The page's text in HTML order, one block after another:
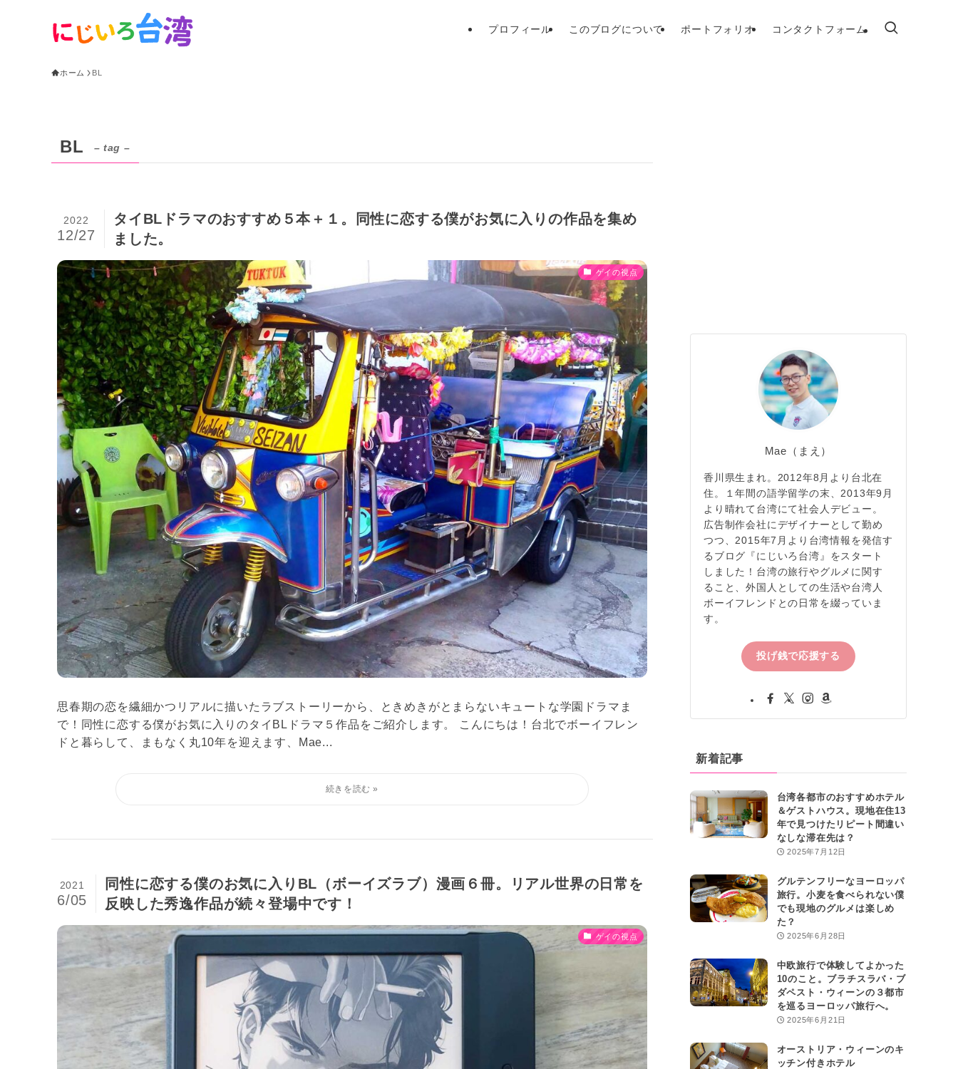
プロフィール このブログについて ポートフォリオ コンタクトフォーム
ホーム BL
BL – tag –
タイBLドラマのおすすめ５本＋１。同性に恋する僕がお気に入りの作品を集め
ました。
2022
12/27
ゲイの視点
思春期の恋を繊細かつリアルに描いたラブストーリーから、ときめきがとまらないキュートな学園ドラマま
で！同性に恋する僕がお気に入りのタイBLドラマ５作品をご紹介します。 こんにちは！台北でボーイフレン
ドと暮らして、まもなく丸10年を迎えます、Mae...
同性に恋する僕のお気に入りBL（ボーイズラブ）漫画６冊。リアル世界の日常を
反映した秀逸作品が続々登場中です！
2021
6/05
ゲイの視点
Mae（まえ）
香川県生まれ。2012年8月より台北在
住。１年間の語学留学の末、2013年9月
より晴れて台湾にて社会人デビュー。
広告制作会社にデザイナーとして勤め
つつ、2015年7月より台湾情報を発信す
るブログ『にじいろ台湾』をスタート
しました！台湾の旅行やグルメに関す
ること、外国人としての生活や台湾人
ボーイフレンドとの日常を綴っていま
す。
投げ銭で応援する
新着記事
台湾各都市のおすすめホテル
＆ゲストハウス。現地在住13
年で見つけたリピート間違い
なしな滞在先は？
2025年7月12日
グルテンフリーなヨーロッパ
旅行。小麦を食べられない僕
でも現地のグルメは楽しめ
た？
2025年6月28日
中欧旅行で体験してよかった
10のこと。ブラチスラバ・ブ
ダペスト・ウィーンの３都市
を巡るヨーロッパ旅行へ。
2025年6月21日
オーストリア・ウィーンのキ
ッチン付きホテル